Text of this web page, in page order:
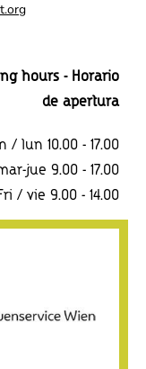
hours - Horario
de apertura
/ lun 10.00 - 17.00
jue 9.00 - 17.00
/ vie 9.00 - 14.00